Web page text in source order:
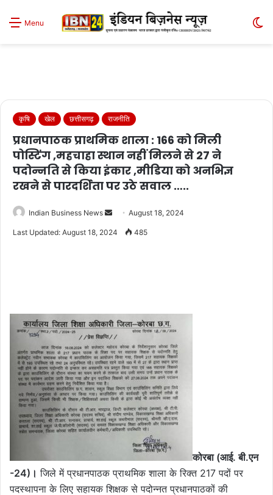
Menu
कृषि खेल छत्तीसगढ़ राजनीति
प्रधानपाठक प्राथमिक शाला : 166 को मिली
पोस्टिंग ,महचाहा स्थान नहीं मिलने से 27 ने
पदोन्नति से किया इंकार ,मीडिया को अनभिज्ञ
रखने से पारदर्शिता पर उठे सवाल …..
Indian Business News
Send August 18, 2024
Last Updated: August 18, 2024 485
कोरबा (आई. बी.एन
-24)। जिले में प्रधानपाठक प्राथमिक शाला के रिक्त 217 पदों पर
पदस्थापना के लिए सहायक शिक्षक से पदोन्नत प्रधानपाठकों की